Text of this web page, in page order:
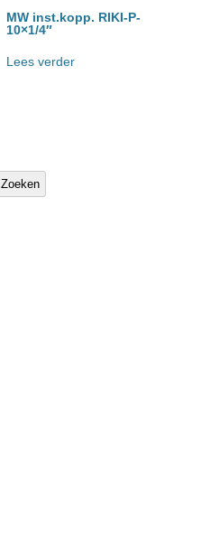
MW inst.kopp. RIKI-P-
10×1/4″
Lees verder
Zoeken